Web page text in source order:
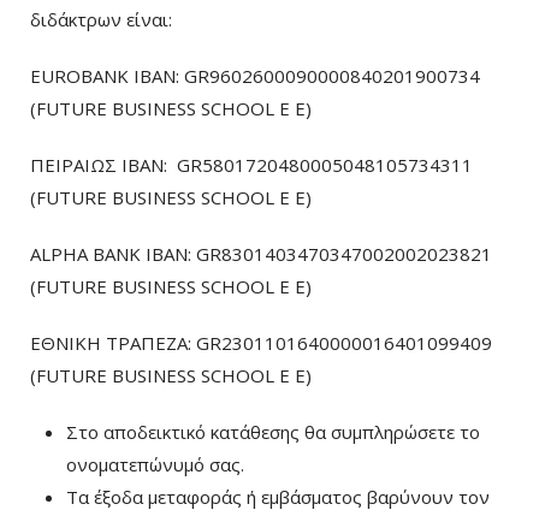
διδάκτρων είναι:
EUROBANK IBAN: GR9602600090000840201900734
(FUTURE BUSINESS SCHOOL E E)
ΠΕΙΡΑΙΩΣ ΙΒΑΝ: GR5801720480005048105734311
(FUTURE BUSINESS SCHOOL E E)
ALPHA BANK IBAN: GR8301403470347002002023821
(FUTURE BUSINESS SCHOOL E E)
ΕΘΝΙΚΗ ΤΡΑΠΕΖΑ: GR2301101640000016401099409
(FUTURE BUSINESS SCHOOL E E)
Στο αποδεικτικό κατάθεσης θα συμπληρώσετε το
ονοματεπώνυμό σας.
Τα έξοδα μεταφοράς ή εμβάσματος βαρύνουν τον